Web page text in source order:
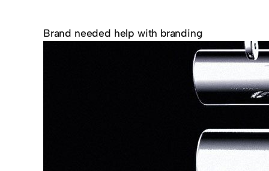
Brand needed help with branding